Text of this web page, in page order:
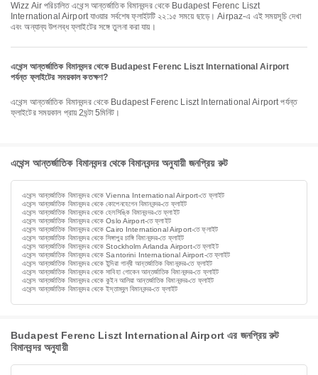
Wizz Air পরিচালিত এথেন্স আন্তর্জাতিক বিমানবন্দর থেকে Budapest Ferenc Liszt
International Airport যাওয়ার সর্বশেষ ফ্লাইটটি ২২:১৫ সময়ে ছাড়ে। Airpaz-এ এই সময়সূচি দেখা
এবং অন্যান্য উপলব্ধ ফ্লাইটের সঙ্গে তুলনা করা যায়।
এথেন্স আন্তর্জাতিক বিমানবন্দর থেকে Budapest Ferenc Liszt International Airport
পর্যন্ত ফ্লাইটের সময়কাল কতক্ষণ?
এথেন্স আন্তর্জাতিক বিমানবন্দর থেকে Budapest Ferenc Liszt International Airport পর্যন্ত
ফ্লাইটের সময়কাল প্রায় 2ঘন্টা 5মিনিট।
এথেন্স আন্তর্জাতিক বিমানবন্দর থেকে বিমানবন্দর অনুযায়ী জনপ্রিয় রুট
এথেন্স আন্তর্জাতিক বিমানবন্দর থেকে Vienna International Airport-তে ফ্লাইট
এথেন্স আন্তর্জাতিক বিমানবন্দর থেকে কোপেনহেগেন বিমানবন্দর-তে ফ্লাইট
এথেন্স আন্তর্জাতিক বিমানবন্দর থেকে হেলসিঙ্কি বিমানবন্দর-তে ফ্লাইট
এথেন্স আন্তর্জাতিক বিমানবন্দর থেকে Oslo Airport-তে ফ্লাইট
এথেন্স আন্তর্জাতিক বিমানবন্দর থেকে Cairo International Airport-তে ফ্লাইট
এথেন্স আন্তর্জাতিক বিমানবন্দর থেকে সিঙ্গাপুর চাঙ্গি বিমানবন্দর-তে ফ্লাইট
এথেন্স আন্তর্জাতিক বিমানবন্দর থেকে Stockholm Arlanda Airport-তে ফ্লাইট
এথেন্স আন্তর্জাতিক বিমানবন্দর থেকে Santorini International Airport-তে ফ্লাইট
এথেন্স আন্তর্জাতিক বিমানবন্দর থেকে ইন্দিরা গান্ধী আন্তর্জাতিক বিমানবন্দর-তে ফ্লাইট
এথেন্স আন্তর্জাতিক বিমানবন্দর থেকে সাবিহা গোকেন আন্তর্জাতিক বিমানবন্দর-তে ফ্লাইট
এথেন্স আন্তর্জাতিক বিমানবন্দর থেকে কুইন আলিয়া আন্তর্জাতিক বিমানবন্দর-তে ফ্লাইট
এথেন্স আন্তর্জাতিক বিমানবন্দর থেকে ইস্তাম্বুল বিমানবন্দর-তে ফ্লাইট
Budapest Ferenc Liszt International Airport এর জনপ্রিয় রুট
বিমানবন্দর অনুযায়ী